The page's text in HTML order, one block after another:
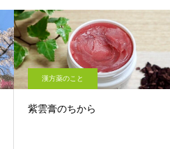
漢方薬のこと
紫雲膏のちから